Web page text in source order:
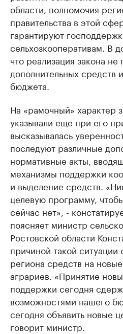
области, полномочия
правительства в этой
гарантируют
сельхозкооперативам. В
что реализация закона
дополнительных средств
бюджета.
На «рамочный» характер
указывали еще при его
высказывалась
последуют различные
нормативные акты,
механизмы поддержки
и выделение средств.
целевую программу,
сейчас нет», -
поясняет министр
Ростовской области
причиной такой ситуации
региона средств на
аграриев. «Принятие
поддержки сегодня
возможностями нашего
сегодня объявить новые
говорит министр.